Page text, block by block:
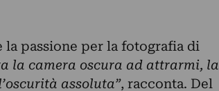
passione per la fotografia di
la camera oscura ad attrarmi, la
assoluta”, racconta. Del